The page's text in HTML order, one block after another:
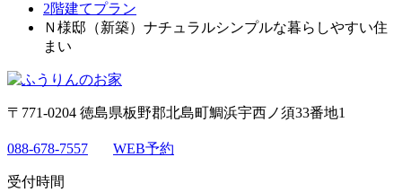
2階建てプラン
Ｎ様邸（新築）ナチュラルシンプルな暮らしやすい住
まい
〒771-0204 徳島県板野郡北島町鯛浜宇西ノ須33番地1
088-678-7557 WEB予約
受付時間